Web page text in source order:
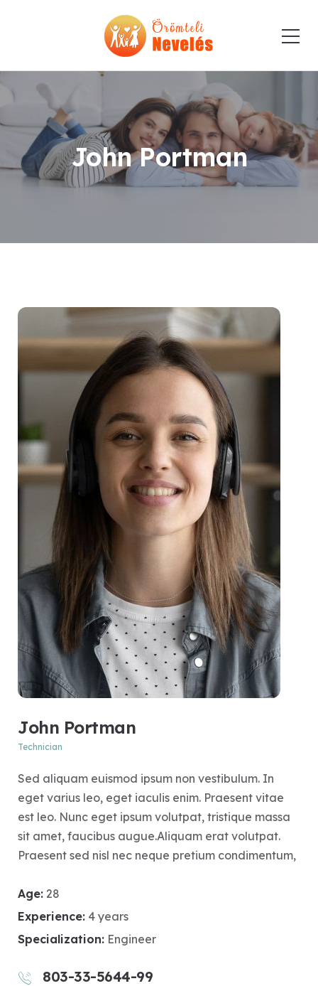
John Portman
John Portman
Technician
Sed aliquam euismod ipsum non vestibulum. In
eget varius leo, eget iaculis enim. Praesent vitae
est leo. Nunc eget ipsum volutpat, tristique massa
sit amet, faucibus augue.Aliquam erat volutpat.
Praesent sed nisl nec neque pretium condimentum,
Age: 28
Experience: 4 years
Specialization: Engineer
803-33-5644-99